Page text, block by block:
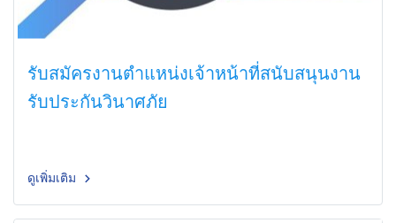
รับสมัครงานตำแหน่งเจ้าหน้าที่สนับสนุนงาน
รับประกันวินาศภัย
ดูเพิ่มเติม